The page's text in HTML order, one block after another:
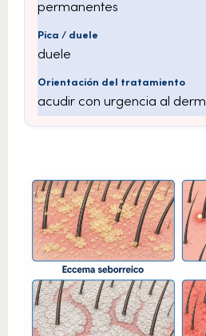
permanentes
duele
acudir con urgencia al